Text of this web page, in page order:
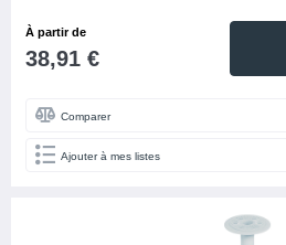
À partir de
38,91 €
Comparer
Ajouter à mes listes